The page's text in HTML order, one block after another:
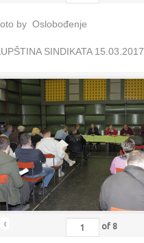
by Oslobođenje
SINDIKATA 15.03.2017.
‹ of 8